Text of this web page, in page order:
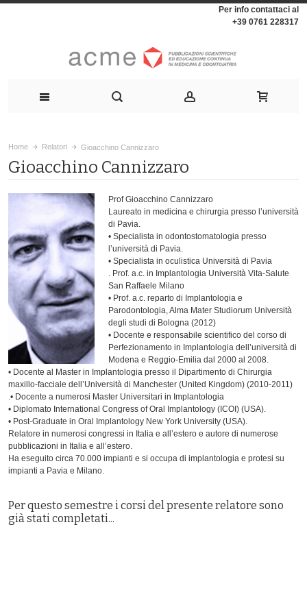
Per info contattaci al
+39 0761 228317
Home Relatori Gioacchino Cannizzaro
Gioacchino Cannizzaro
Prof Gioacchino Cannizzaro
Laureato in medicina e chirurgia presso l’università
di Pavia.
• Specialista in odontostomatologia presso
l’università di Pavia.
• Specialista in oculistica Università di Pavia
. Prof. a.c. in Implantologia Università Vita-Salute
San Raffaele Milano
• Prof. a.c. reparto di Implantologia e
Parodontologia, Alma Mater Studiorum Università
degli studi di Bologna (2012)
• Docente e responsabile scientifico del corso di
Perfezionamento in Implantologia dell’università di
Modena e Reggio-Emilia dal 2000 al 2008.
• Docente al Master in Implantologia presso il Dipartimento di Chirurgia
maxillo-facciale dell’Università di Manchester (United Kingdom) (2010-2011)
.• Docente a numerosi Master Universitari in Implantologia
• Diplomato International Congress of Oral Implantology (ICOI) (USA).
• Post-Graduate in Oral Implantology New York University (USA).
Relatore in numerosi congressi in Italia e all’estero e autore di numerose
pubblicazioni in Italia e all’estero.
Ha eseguito circa 70.000 impianti e si occupa di implantologia e protesi su
impianti a Pavia e Milano.
Per questo semestre i corsi del presente relatore sono
già stati completati...